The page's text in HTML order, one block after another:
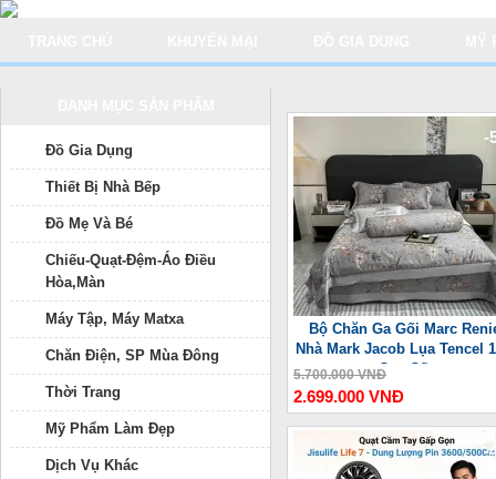
-
Bộ Chăn Ga Gối Marc
Nhà Mark Jacob Lụa Tencel
Cao Cấp
5.700.000 VNĐ
2.699.000 VNĐ
-
Đồ Gia Dụng
Thiết Bị Nhà Bếp
Đồ Mẹ Và Bé
Chiếu-Quạt-Đệm-Áo Điều
Hòa,Màn
Máy Tập, Máy Matxa
Chăn Điện, SP Mùa Đông
Thời Trang
Mỹ Phẩm Làm Đẹp
Dịch Vụ Khác